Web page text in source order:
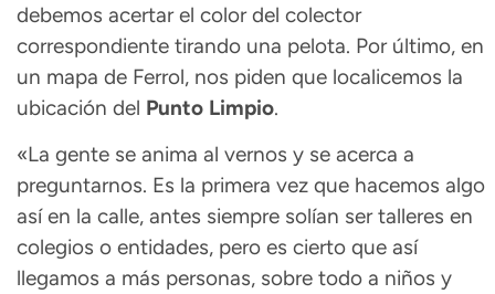
debemos acertar el color del colector
correspondiente tirando una pelota. Por último, en
un mapa de Ferrol, nos piden que localicemos la
ubicación del Punto Limpio.
«La gente se anima al vernos y se acerca a
preguntarnos. Es la primera vez que hacemos algo
así en la calle, antes siempre solían ser talleres en
colegios o entidades, pero es cierto que así
llegamos a más personas, sobre todo a niños y